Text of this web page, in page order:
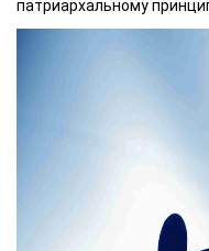
патриархальному